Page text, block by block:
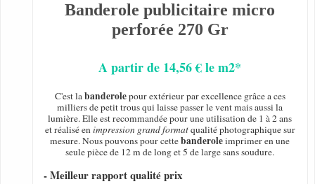
Banderole publicitaire micro
perforée 270 Gr
A partir de 14,56 € le m2*
C'est labanderolepour extérieur par excellence grâce a ces
milliers de petit trous qui laisse passer le vent mais aussi la
lumière. Elle est recommandée pour une utilisation de 1 à 2 ans
et réalisé enimpression grand formatqualité photographique sur
mesure. Nous pouvons pour cettebanderoleimprimer en une
seule pièce de 12 m de long et 5 de large sans soudure.
- Meilleur rapport qualité prix